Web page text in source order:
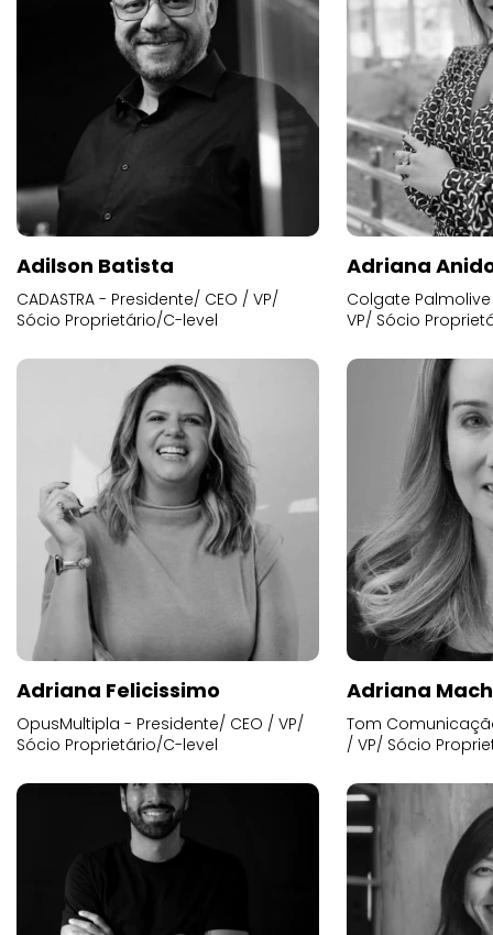
Adilson Batista
CADASTRA - Presidente/ CEO / VP/
Sócio Proprietário/C-level
Adriana
Colgate
VP/ Sócio
Adriana Felicissimo
OpusMultipla - Presidente/ CEO / VP/
Sócio Proprietário/C-level
Adriana
Tom
/ VP/ Sócio